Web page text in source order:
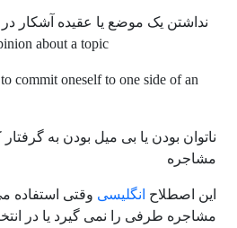
about a topic=
commit oneself to one side of an
ناتوان بودن یا بی میل بودن به
مشاجره
این اصطلاح انگلیسی وقتی
مشاجره طرفی را نمی گیرد یا در